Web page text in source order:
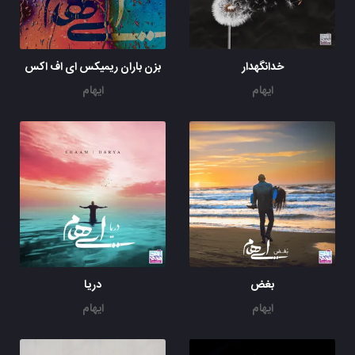
خدانگهدار
ایهام
بزن باران ریمیکس ای اف اکس
ایهام
بغض
ایهام
دریا
ایهام